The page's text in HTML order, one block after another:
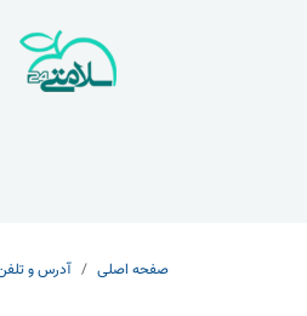
صفحه اصلی آدرس و